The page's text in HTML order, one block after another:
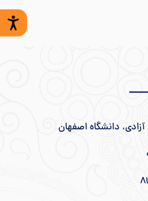
دانشگاه اصفهان